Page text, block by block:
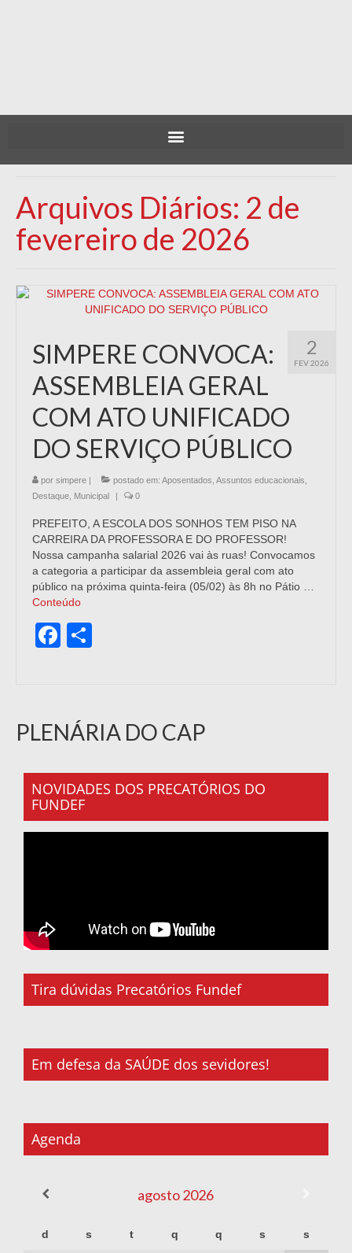
Arquivos Diários: 2 de
fevereiro de 2026
2
FEV 2026
SIMPERE CONVOCA:
ASSEMBLEIA GERAL
COM ATO UNIFICADO
DO SERVIÇO PÚBLICO
por simpere | postado em: Aposentados Assuntos educacionais
Destaque Municipal | 0
PREFEITO, A ESCOLA DOS SONHOS TEM PISO NA
CARREIRA DA PROFESSORA E DO PROFESSOR!
Nossa campanha salarial 2026 vai às ruas! Convocamos
a categoria a participar da assembleia geral com ato
público na próxima quinta-feira (05/02) às 8h no Pátio …
Conteúdo
Facebook
PLENÁRIA DO CAP
NOVIDADES DOS PRECATÓRIOS DO
FUNDEF
Tira dúvidas Precatórios Fundef
Em defesa da SAÚDE dos sevidores!
Agenda
agosto2026
d s t q q s
s